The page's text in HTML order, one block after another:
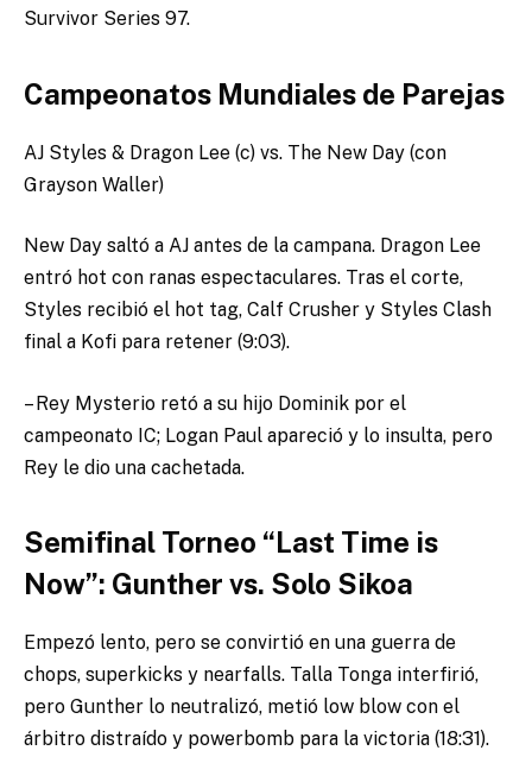
Survivor Series 97.
Campeonatos Mundiales de Parejas
AJ Styles & Dragon Lee (c) vs. The New Day (con
Grayson Waller)
New Day saltó a AJ antes de la campana. Dragon Lee
entró hot con ranas espectaculares. Tras el corte,
Styles recibió el hot tag, Calf Crusher y Styles Clash
final a Kofi para retener (9:03).
– Rey Mysterio retó a su hijo Dominik por el
campeonato IC; Logan Paul apareció y lo insulta, pero
Rey le dio una cachetada.
Semifinal Torneo “Last Time is
Now”: Gunther vs. Solo Sikoa
Empezó lento, pero se convirtió en una guerra de
chops, superkicks y nearfalls. Talla Tonga interfirió,
pero Gunther lo neutralizó, metió low blow con el
árbitro distraído y powerbomb para la victoria (18:31).